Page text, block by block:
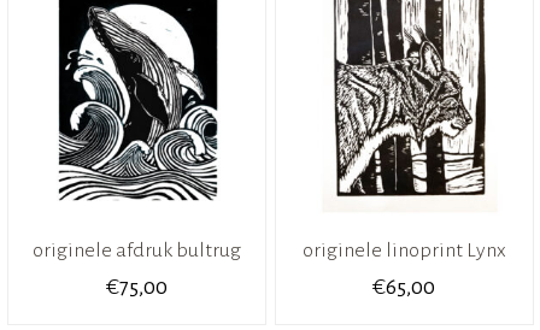
originele afdruk bultrug
€75,00
originele linoprint Lynx
€65,00